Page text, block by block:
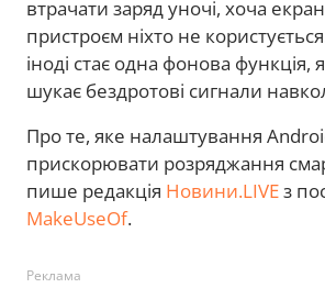
втрачати заряд уночі, хоча
пристроєм ніхто не
іноді стає одна фонова функція,
шукає бездротові сигнали
Про те, яке налаштування
прискорювати розряджання
пише редакція Новини.LIVEз
MakeUseOf.
Реклама